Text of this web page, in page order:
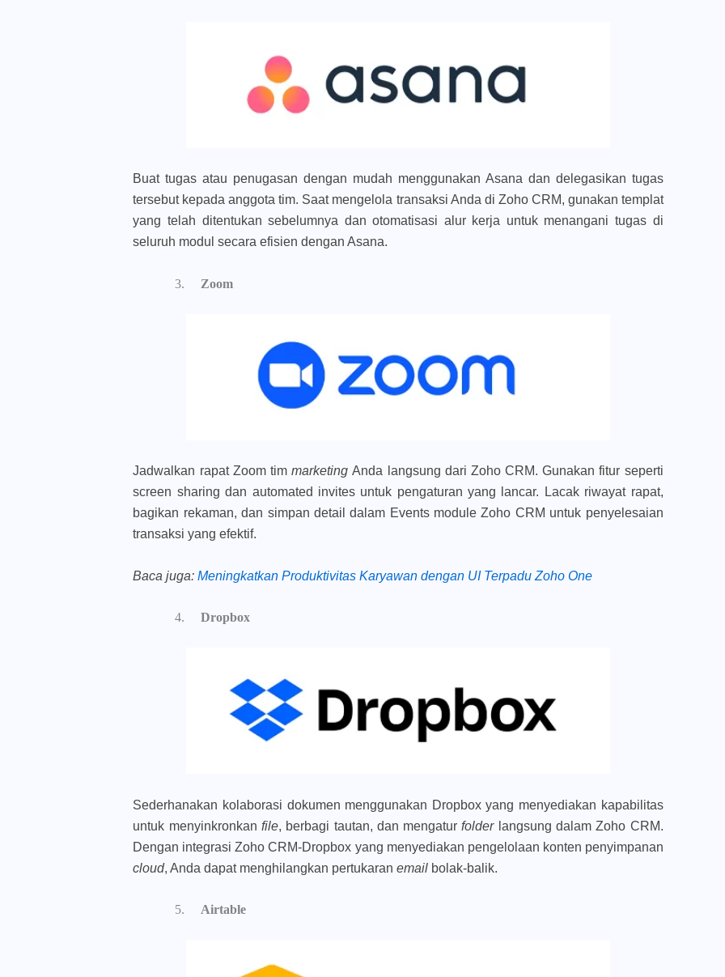
Buat tugas atau penugasan dengan mudah menggunakan Asana dan delegasikan tugas
tersebut kepada anggota tim. Saat mengelola transaksi Anda di Zoho CRM, gunakan templat
yang telah ditentukan sebelumnya dan otomatisasi alur kerja untuk menangani tugas di
seluruh modul secara efisien dengan Asana.
Zoom
Jadwalkan rapat Zoom timmarketingAnda langsung dari Zoho CRM. Gunakan fitur seperti
screen sharing dan automated invitesuntuk pengaturan yang lancar. Lacak riwayat rapat,
bagikan rekaman, dan simpan detail dalam Events module Zoho CRM untuk penyelesaian
transaksi yang efektif.
Baca juga: Meningkatkan Produktivitas Karyawan dengan UI Terpadu Zoho One
Dropbox
Sederhanakan kolaborasi dokumen menggunakan Dropbox yang menyediakan kapabilitas
untuk menyinkronkan file, berbagi tautan, dan mengaturfolder langsung dalam Zoho CRM.
Dengan integrasi Zoho CRM-Dropbox yang menyediakan pengelolaan konten penyimpanan
cloud, Anda dapat menghilangkan pertukaranemail bolak-balik.
Airtable